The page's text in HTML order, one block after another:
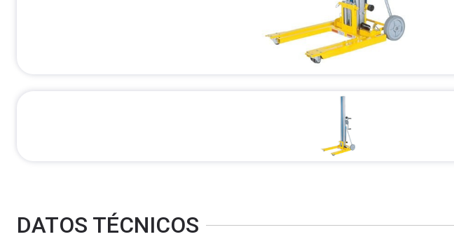
DATOS TÉCNICOS